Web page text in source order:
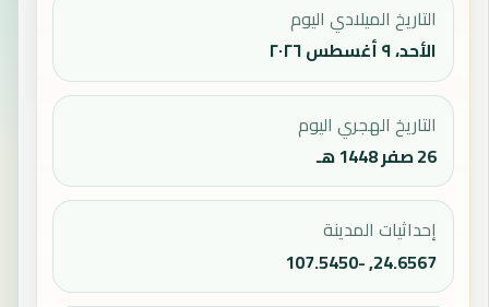
التاريخ الميلادي اليوم
الأحد، ٩ أغسطس ٢٠٢٦
التاريخ الهجري اليوم
26 صفر 1448 هـ
إحداثيات المدينة
24.6567, -107.5450